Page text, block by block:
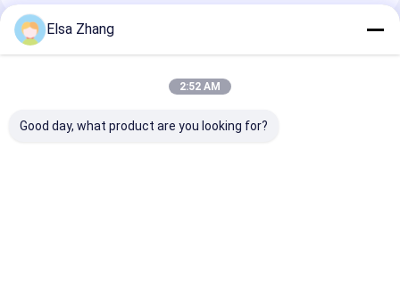
推薦されたプロダクト
Elsa Zhang
2:52 AM
Good day, what product are you looking for?